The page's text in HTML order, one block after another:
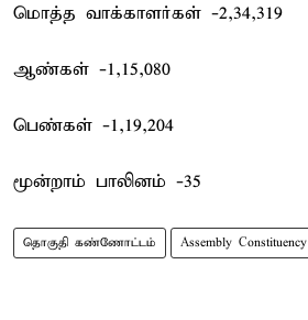
மொத்த வாக்காளர்கள் -2,34,319
ஆண்கள் -1,15,080
பெண்கள் -1,19,204
மூன்றாம் பாலினம் -35
தொகுதி கண்ணோட்டம் Assembly Constituency